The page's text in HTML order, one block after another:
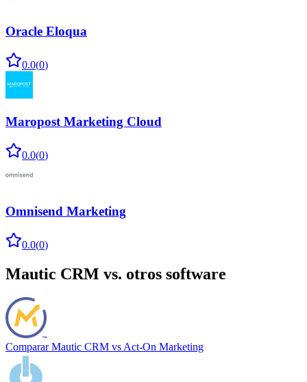
Oracle Eloqua
0.0(0)
Maropost Marketing Cloud
0.0(0)
Omnisend Marketing
0.0(0)
Mautic CRM vs. otros software
Comparar Mautic CRM vs Act-On Marketing